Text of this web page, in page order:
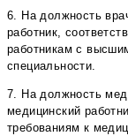
6. На должность
работник,
работникам с
специальности.
7. На должность
медицинский
требованиям к